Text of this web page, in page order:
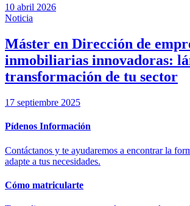
10 abril 2026
Noticia
Máster en Dirección de
inmobiliarias innovadoras:
transformación de tu sector
17 septiembre 2025
Pídenos Información
Contáctanos y te ayudaremos a encontrar la
adapte a tus necesidades.
Cómo matricularte